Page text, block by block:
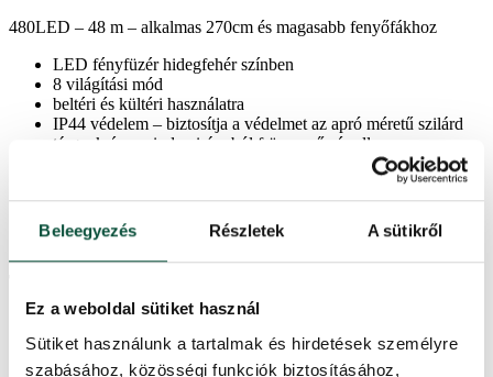
Beleegyezés Részletek A sütikről
Ez a weboldal sütiket használ
Sütiket használunk a tartalmak és hirdetések személyre
szabásához, közösségi funkciók biztosításához,
480LED – 48 m – alkalmas 270cm és magasabb fenyőfákhoz
LED fényfüzér hidegfehér színben
8 világítási mód
beltéri és kültéri használatra
IP44 védelem – biztosítja a védelmet az apró méretű szilárd
tárgyak és a minden irányból fröccsenő víz ellen
időzítő – 6 óra bekapcsolva / 18 óra kikapcsolt világítás
5m sötétzöld tápkábel
Használat kültéri, beltéri